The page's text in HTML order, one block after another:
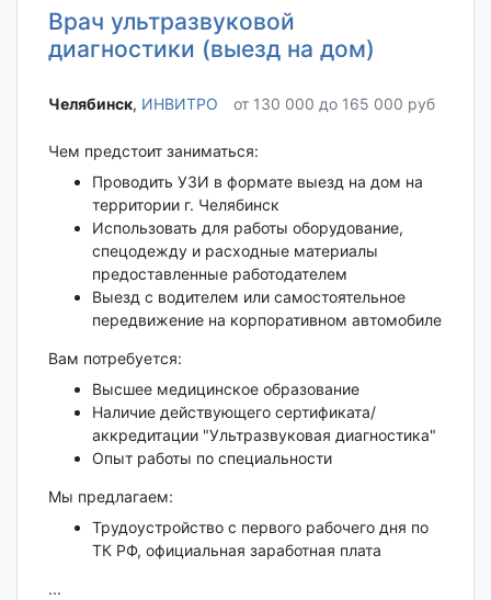
Врач ультразвуковой
диагностики (выезд на дом)
Челябинск‎, ИНВИТРО от 130 000 до 165 000 руб
Чем предстоит заниматься:
Проводить УЗИ в формате выезд на дом на
территории г. Челябинск
Использовать для работы оборудование,
спецодежду и расходные материалы
предоставленные работодателем
Выезд c водителем или самостоятельное
передвижение на корпоративном автомобиле
Вам потребуется:
Высшее медицинское образование
Наличие действующего сертификата/
аккредитации "Ультразвуковая диагностика"
Опыт работы по специальности
Мы предлагаем:
Трудоустройство с первого рабочего дня по
ТК РФ, официальная заработная плата
...